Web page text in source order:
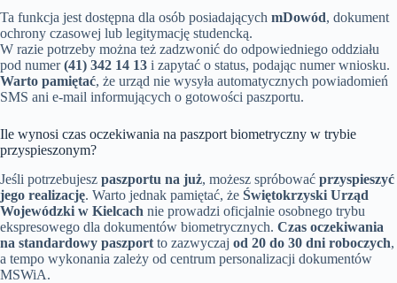
Ta funkcja jest dostępna dla osób posiadających mDowód, dokument
ochrony czasowej lub legitymację studencką.
W razie potrzeby można też zadzwonić do odpowiedniego oddziału
pod numer(41) 342 14 13 i zapytać o status, podając numer wniosku.
Warto pamiętać, że urząd nie wysyła automatycznych powiadomień
SMS ani e-mail informujących o gotowości paszportu.
Ile wynosi czas oczekiwania na paszport biometryczny w trybie
przyspieszonym?
Jeśli potrzebujesz paszportu na już, możesz spróbować przyspieszyć
jego realizację. Warto jednak pamiętać, że Świętokrzyski Urząd
Wojewódzki w Kielcach nie prowadzi oficjalnie osobnego trybu
ekspresowego dla dokumentów biometrycznych. Czas oczekiwania
na standardowy paszport to zazwyczaj od 20 do 30 dni roboczych,
a tempo wykonania zależy od centrum personalizacji dokumentów
MSWiA.